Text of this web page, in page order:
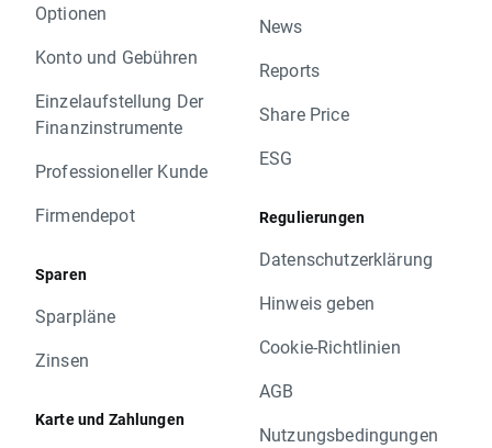
Optionen
Konto und Gebühren
Einzelaufstellung Der
Finanzinstrumente
Professioneller Kunde
Firmendepot
Sparen
Sparpläne
Zinsen
Karte und Zahlungen
News
Reports
Share Price
ESG
Regulierungen
Datenschutzerklärung
Hinweis geben
Cookie-Richtlinien
AGB
Nutzungsbedingungen